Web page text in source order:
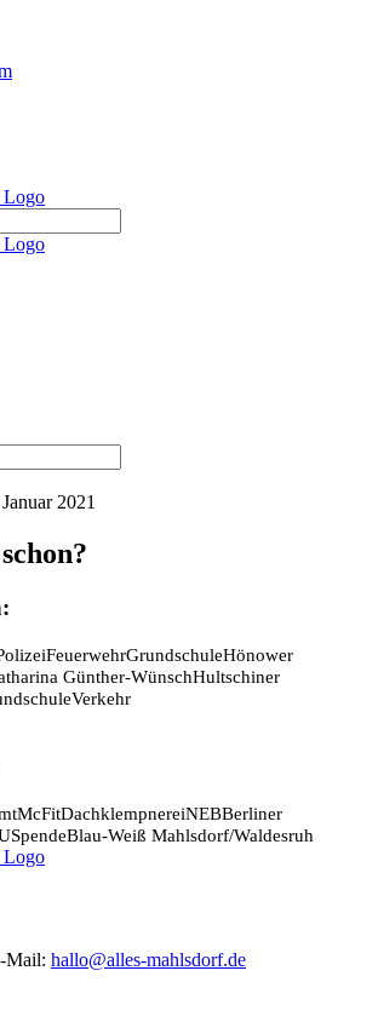
2021
FeuerwehrGrundschuleHönower
Günther-WünschHultschiner
Verkehr
McFitDachklempnereiNEBBerliner
SpendeBlau-Weiß Mahlsdorf/Waldesruh
Mail: hallo@alles-mahlsdorf.de